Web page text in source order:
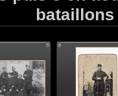
bataillons